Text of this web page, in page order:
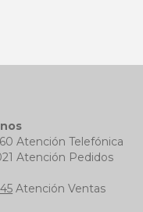
Atención Telefónica
Atención Pedidos
Atención Ventas